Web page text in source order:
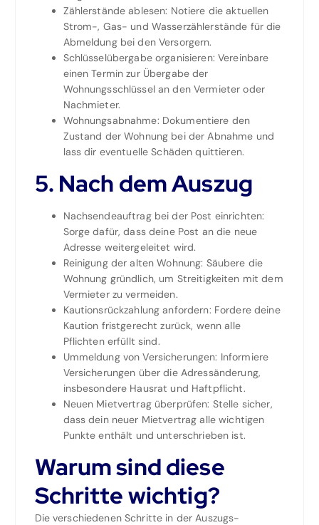
Zählerstände ablesen: Notiere die aktuellen
Strom-, Gas- und Wasserzählerstände für die
Abmeldung bei den Versorgern.
Schlüsselübergabe organisieren: Vereinbare
einen Termin zur Übergabe der
Wohnungsschlüssel an den Vermieter oder
Nachmieter.
Wohnungsabnahme: Dokumentiere den
Zustand der Wohnung bei der Abnahme und
lass dir eventuelle Schäden quittieren.
5. Nach dem Auszug
Nachsendeauftrag bei der Post einrichten:
Sorge dafür, dass deine Post an die neue
Adresse weitergeleitet wird.
Reinigung der alten Wohnung: Säubere die
Wohnung gründlich, um Streitigkeiten mit dem
Vermieter zu vermeiden.
Kautionsrückzahlung anfordern: Fordere deine
Kaution fristgerecht zurück, wenn alle
Pflichten erfüllt sind.
Ummeldung von Versicherungen: Informiere
Versicherungen über die Adressänderung,
insbesondere Hausrat und Haftpflicht.
Neuen Mietvertrag überprüfen: Stelle sicher,
dass dein neuer Mietvertrag alle wichtigen
Punkte enthält und unterschrieben ist.
Warum sind diese
Schritte wichtig?
Die verschiedenen Schritte in der Auszugs-